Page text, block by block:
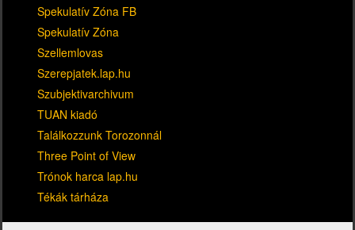
Spekulatív Zóna FB
Spekulatív Zóna
Szellemlovas
Szerepjatek.lap.hu
Szubjektivarchivum
TUAN kiadó
Találkozzunk Torozonnál
Three Point of View
Trónok harca lap.hu
Tékák tárháza